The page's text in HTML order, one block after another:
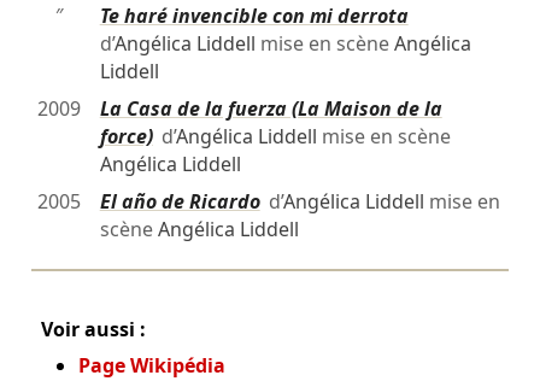
″
Te haré invencible con mi derrota
d’Angélica Liddell mise en scèneAngélica
Liddell
2009
La Casa de la fuerza (La Maison de la
force)d’Angélica Liddell mise en scène
Angélica Liddell
2005
El año de Ricardod’Angélica Liddell mise en
scèneAngélica Liddell
Voir aussi :
Page Wikipédia